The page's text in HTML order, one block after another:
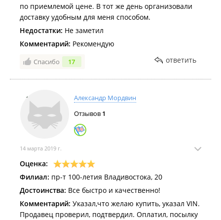
по приемлемой цене. В тот же день организовали
доставку удобным для меня способом.
Недостатки: Не заметил
Комментарий: Рекомендую
Спасибо 17 ответить
Александр Мордвин
Отзывов 1
14 марта 2019 г.
Оценка:
Филиал: пр-т 100-летия Владивостока, 20
Достоинства: Все быстро и качественно!
Комментарий: Указал,что желаю купить, указал VIN.
Продавец проверил, подтвердил. Оплатил, посылку